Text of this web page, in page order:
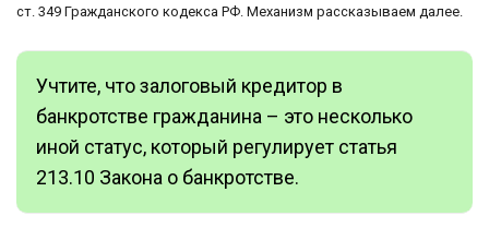
ст. 349 Гражданского кодекса РФ. Механизм рассказываем далее.
Учтите, что залоговый кредитор в
банкротстве гражданина – это несколько
иной статус, который регулирует статья
213.10 Закона о банкротстве.